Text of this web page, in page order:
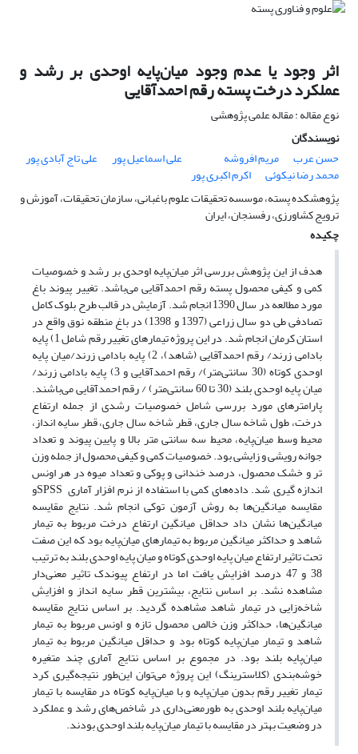
اثر وجود یا عدم وجود میان‌پایه اوحدی بر رشد و
عملکرد درخت پسته رقم احمدآقایی
نوع مقاله : مقاله علمی پژوهشی
نویسندگان
حسن عرب
مریم افروشه علی اسماعیل پور علی تاج آبادی پور
محمد رضا نیکوئی
اکرم اکبری پور
پژوهشکده پسته، موسسه تحقیقات علوم باغبانی، سازمان تحقیقات، آموزش و
ترویج کشاورزی، رفسنجان، ایران
چکیده
هدف از این پژوهش بررسی اثر میان‌پایه اوحدی بر رشد و خصوصیات
کمی و کیفی محصول پسته رقم احمدآقایی می‌باشد. تغییر پیوند باغ
مورد مطالعه در سال 1390 انجام شد. آزمایش در قالب طرح بلوک کامل
تصادفی طی دو سال زراعی (1397 و 1398) در باغ منطقه نوق واقع در
استان کرمان انجام شد. در این پروژه تیمارهای تغییر رقم شامل 1) پایه
بادامی زرند/ رقم احمدآقایی (شاهد)، 2) پایه بادامی زرند/میان پایه
اوحدی کوتاه (30 سانتی‌متر)/ رقم احمدآقایی و 3) پایه بادامی زرند/
میان پایه اوحدی بلند (30 تا 60 سانتی‌متر) / رقم احمدآقایی می‌باشند.
پارامترهای مورد بررسی شامل خصوصیات رشدی از جمله ارتفاع
درخت، طول شاخه سال جاری، قطر شاخه سال جاری، قطر سایه انداز،
محیط وسط میان‌پایه، محیط سه سانتی متر بالا و پایین پیوند و تعداد
جوانه رویشی و زایشی بود. خصوصیات کمی و کیفی محصول از جمله وزن
تر و خشک محصول، درصد خندانی و پوکی و تعداد میوه در هر اونس
اندازه گیری شد. داده‌های کمی با استفاده از نرم افزار آماری SPSSو
مقایسه میانگین‌ها به روش آزمون توکی انجام شد. نتایج مقایسه
میانگین‌ها نشان داد حداقل میانگین ارتفاع درخت مربوط به تیمار
شاهد و حداکثر میانگین مربوط به تیمارهای میان‌پایه‌ بود که این صفت
تحت تاثیر ارتفاع میان پایه اوحدی کوتاه و میان پایه اوحدی بلند به ترتیب
38 و 47 درصد افزایش یافت اما در ارتفاع پیوندک تاثیر معنی‌دار
مشاهده نشد. بر اساس نتایج، بیشترین قطر سایه انداز و افزایش
شاخه‌زایی در تیمار شاهد مشاهده گردید. بر اساس نتایج مقایسه
میانگین‌ها، حداکثر وزن خالص محصول تازه و اونس مربوط به تیمار
شاهد و تیمار میان‌پایه کوتاه بود و حداقل میانگین مربوط به تیمار
میان‌پایه بلند بود. در مجموع بر اساس نتایج آماری چند متغیره
خوشه‌بندی (کلاسترینگ) این پروژه می‌توان این‌طور نتیجه‌گیری کرد
تیمار تغییر رقم بدون میان‌پایه و با میان‌پایه کوتاه در مقایسه با تیمار
میان‌پایه بلند اوحدی به طورمعنی‌داری در شاخص‌های رشد و عملکرد
در وضعیت بهتر در مقایسه با تیمار میان‌پایه بلند اوحدی بودند.